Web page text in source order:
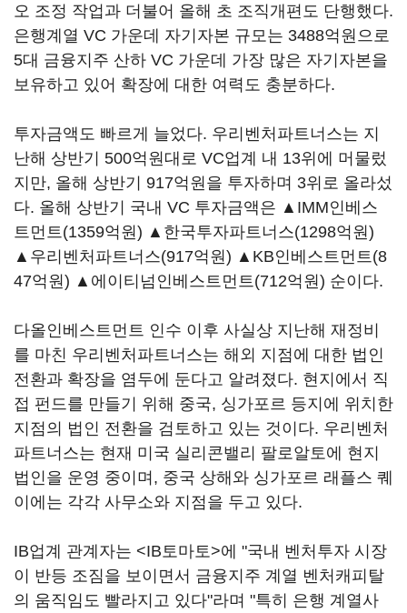
오 조정 작업과 더불어 올해 초 조직개편도 단행했다.
은행계열 VC 가운데 자기자본 규모는 3488억원으로
5대 금융지주 산하 VC 가운데 가장 많은 자기자본을
보유하고 있어 확장에 대한 여력도 충분하다.
투자금액도 빠르게 늘었다. 우리벤처파트너스는 지
난해 상반기 500억원대로 VC업계 내 13위에 머물렀
지만, 올해 상반기 917억원을 투자하며 3위로 올라섰
다. 올해 상반기 국내 VC 투자금액은 ▲IMM인베스
트먼트(1359억원) ▲한국투자파트너스(1298억원)
▲우리벤처파트너스(917억원) ▲KB인베스트먼트(8
47억원) ▲에이티넘인베스트먼트(712억원) 순이다.
다올인베스트먼트 인수 이후 사실상 지난해 재정비
를 마친 우리벤처파트너스는 해외 지점에 대한 법인
전환과 확장을 염두에 둔다고 알려졌다. 현지에서 직
접 펀드를 만들기 위해 중국, 싱가포르 등지에 위치한
지점의 법인 전환을 검토하고 있는 것이다. 우리벤처
파트너스는 현재 미국 실리콘밸리 팔로알토에 현지
법인을 운영 중이며, 중국 상해와 싱가포르 래플스 퀘
이에는 각각 사무소와 지점을 두고 있다.
IB업계 관계자는 <IB토마토>에 "국내 벤처투자 시장
이 반등 조짐을 보이면서 금융지주 계열 벤처캐피탈
의 움직임도 빨라지고 있다"라며 "특히 은행 계열사